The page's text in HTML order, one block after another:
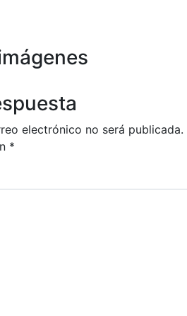
electrónico no será publicada.
*